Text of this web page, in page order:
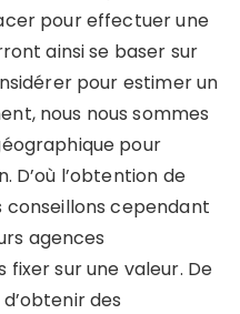
pour effectuer une
ainsi se baser sur
pour estimer un
nous nous sommes
pour
D’où l’obtention de
conseillons cependant
agences
sur une valeur. De
des